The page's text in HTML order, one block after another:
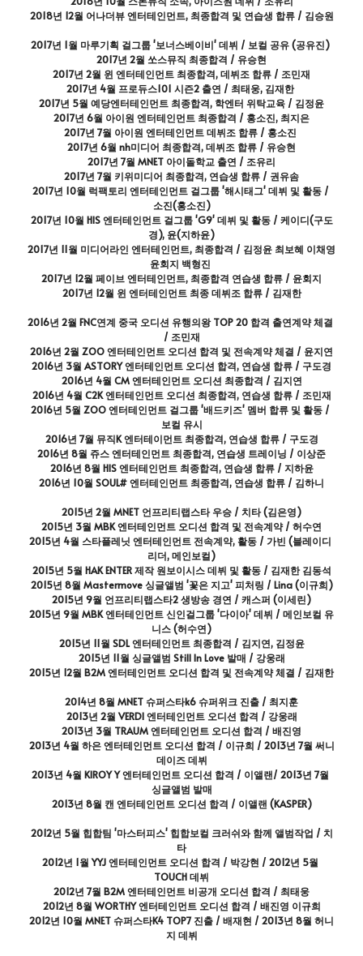
2018년 12월 어나더뷰 엔터테인먼트, 최종합격 및 연습생 합류 / 김승원
2017년 1월 마루기획 걸그룹 '보너스베이비' 데뷔 / 보컬 공유 (공유진)
2017년 2월 쏘스뮤직 최종합격 / 유승현
2017년 2월 윈 엔터테인먼트 최종합격, 데뷔조 합류 / 조민재
2017년 4월 프로듀스101 시즌2 출연 / 최태웅, 김재한
2017년 5월 예당엔터테인먼트 최종합격, 학엔터 위탁교육 / 김정윤
2017년 6월 아이원 엔터테인먼트 최종합격 / 홍소진, 최지은
2017년 7월 아이원 엔터테인먼트 데뷔조 합류 / 홍소진
2017년 6월 nh미디어 최종합격, 데뷔조 합류 / 유승현
2017년 7월 MNET 아이돌학교 출연 / 조유리
2017년 7월 키위미디어 최종합격, 연습생 합류 / 권유솜
2017년 10월 럭팩토리 엔터테인먼트 걸그룹 '해시태그' 데뷔 및 활동 /
소진(홍소진)
2017년 10월 HIS 엔터테인먼트 걸그룹 'G9' 데뷔 및 활동 / 케이디(구도
경), 윤(지하윤)
2017년 11월 미디어라인 엔터테인먼트, 최종합격 / 김정윤 최보혜 이채영
윤회지 백형진
2017년 12월 페이브 엔터테인먼트, 최종합격 연습생 합류 / 윤회지
2017년 12월 윈 엔터테인먼트 최종 데뷔조 합류 / 김재한
2016년 2월 FNC연계 중국 오디션 유행의왕 TOP 20 합격 출연계약 체결
/ 조민재
2016년 2월 ZOO 엔터테인먼트 오디션 합격 및 전속계약 체결 / 윤지연
2016년 3월 ASTORY 엔터테인먼트 오디션 합격, 연습생 합류 / 구도경
2016년 4월 CM 엔터테인먼트 오디션 최종합격 / 김지연
2016년 4월 C2K 엔터테인먼트 오디션 최종합격, 연습생 합류 / 조민재
2016년 5월 ZOO 엔터테인먼트 걸그룹 '배드키즈' 멤버 합류 및 활동 /
보컬 유시
2016년 7월 뮤직K 엔터테이먼트 최종합격, 연습생 합류 / 구도경
2016년 8월 쥬스 엔터테인먼트 최종합격, 연습생 트레이닝 / 이상준
2016년 8월 HIS 엔터테인먼트 최종합격, 연습생 합류 / 지하윤
2016년 10월 SOUL# 엔터테인먼트 최종합격, 연습생 합류 / 김하니
2015년 2월 MNET 언프리티랩스타 우승 / 치타 (김은영)
2015년 3월 MBK 엔터테인먼트 오디션 합격 및 전속계약 / 허수연
2015년 4월 스타플레닛 엔터테인먼트 전속계약, 활동 / 가빈 (블레이디
리더, 메인보컬)
2015년 5월 HAK ENTER 제작 원보이시스 데뷔 및 활동 / 김재한 김동석
2015년 8월 Mastermove 싱글앨범 '꽃은 지고' 피처링 / Lina (이규희)
2015년 9월 언프리티랩스타2 생방송 경연 / 캐스퍼 (이세린)
2015년 9월 MBK 엔터테인먼트 신인걸그룹 '다이아' 데뷔 / 메인보컬 유
니스 (허수연)
2015년 11월 SDL 엔터테인먼트 최종합격 / 김지연, 김정윤
2015년 11월 싱글앨범 Still In Love 발매 / 강웅래
2015년 12월 B2M 엔터테인먼트 오디션 합격 및 전속계약 체결 / 김재한
2014년 8월 MNET 슈퍼스타k6 슈퍼위크 진출 / 최지훈
2013년 2월 VERDI 엔터테인먼트 오디션 합격 / 강웅래
2013년 3월 TRAUM 엔터테인먼트 오디션 합격 / 배진영
2013년 4월 하은 엔터테인먼트 오디션 합격 / 이규희 / 2013년 7월 써니
데이즈 데뷔
2013년 4월 KIROY Y 엔터테인먼트 오디션 합격 / 이앨랜/ 2013년 7월
싱글앨범 발매
2013년 8월 캔 엔터테인먼트 오디션 합격 / 이앨랜 (KASPER)
2012년 5월 힙합팀 '마스터피스' 힙합보컬 크러쉬와 함께 앨범작업 / 치
타
2012년 1월 YYJ 엔터테인먼트 오디션 합격 / 박강현 / 2012년 5월
TOUCH 데뷔
2012년 7월 B2M 엔터테인먼트 비공개 오디션 합격 / 최태웅
2012년 8월 WORTHY 엔터테인먼트 오디션 합격 / 배진영 이규희
2012년 10월 MNET 슈퍼스타K4 TOP7 진출 / 배재현 / 2013년 8월 허니
지 데뷔